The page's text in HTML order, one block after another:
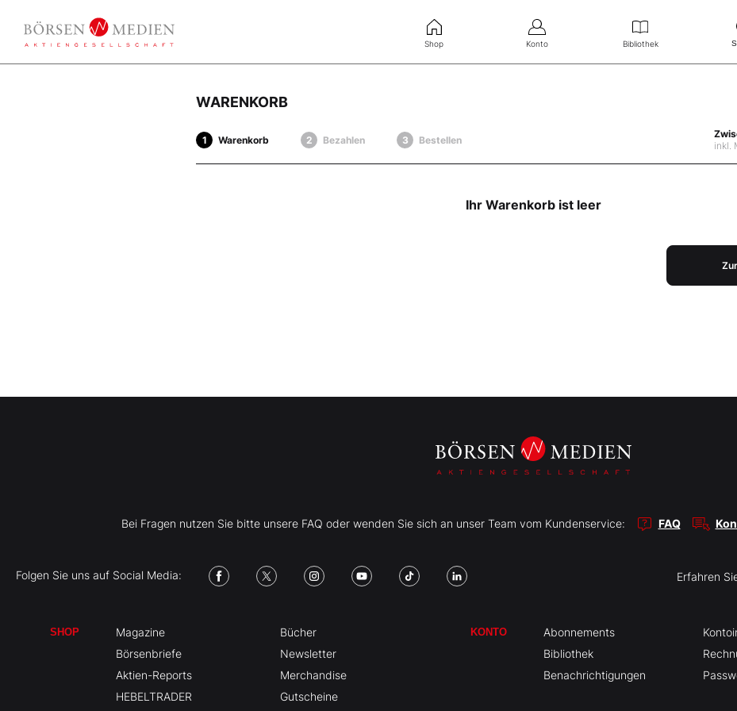
Shop Konto Bibliothek
WARENKORB
Warenkorb Bezahlen Bestellen
inkl.
Ihr Warenkorb ist leer
Bei Fragen nutzen Sie bitte unsere FAQ oder wenden Sie sich an unser Team vom Kundenservice: FAQ
Folgen Sie uns auf Social Media: Erfahren
SHOP
Magazine
Börsenbriefe
Aktien-Reports
HEBELTRADER
Bücher
Newsletter
Merchandise
Gutscheine
KONTO
Abonnements
Bibliothek
Benachrichtigungen